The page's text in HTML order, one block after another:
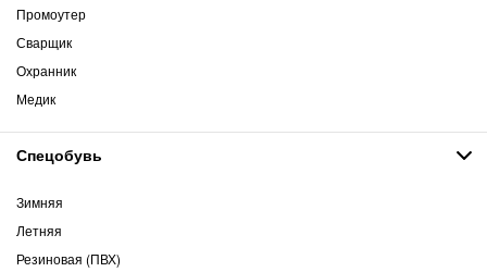
Промоутер
Сварщик
Охранник
Медик
Спецобувь
Зимняя
Летняя
Резиновая (ПВХ)